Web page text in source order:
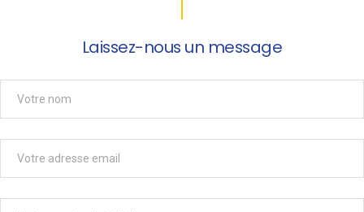
Laissez-nous un message